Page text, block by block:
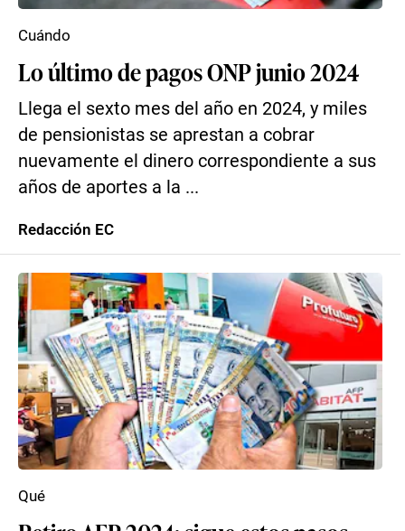
Lo último de pagos ONP junio 2024
Llega el sexto mes del año en 2024, y miles
de pensionistas se aprestan a cobrar
nuevamente el dinero correspondiente a sus
años de aportes a la ...
Cuándo
Redacción EC
Qué